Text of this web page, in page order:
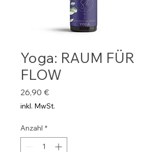
Yoga: RAUM FÜR
FLOW
26,90 €Preis
inkl. MwSt.
Anzahl *